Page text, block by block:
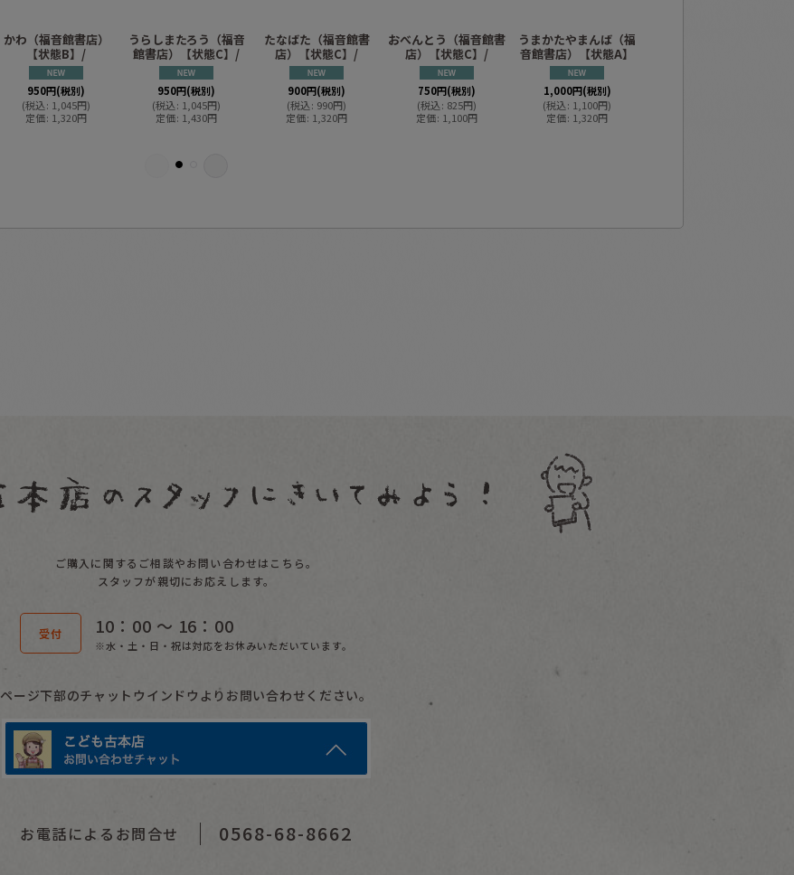
かわ（福音館書店）
【状態B】/
950円(税別)
(税込: 1,045円)
定価: 1,320円
うらしまたろう（福音
館書店）【状態C】/
950円(税別)
(税込: 1,045円)
定価: 1,430円
たなばた（福音館書
店）【状態C】/
900円(税別)
(税込: 990円)
定価: 1,320円
おべんとう（福音館書
店）【状態C】/
750円(税別)
(税込: 825円)
定価: 1,100円
うまかたやまんば（福
音館書店）【状態A】
1,000円(税別)
(税込: 1,100円)
定価: 1,320円
ご購入に関するご相談やお問い合わせはこちら。
スタッフが親切にお応えします。
受付 10：00 〜 16：00
※水・土・日・祝は対応をお休みいただいています。
ページ下部のチャットウインドウよりお問い合わせください。
お電話によるお問合せ 0568-68-8662